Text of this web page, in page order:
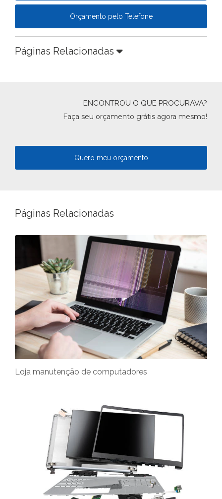
Orçamento pelo Telefone
Páginas Relacionadas
ENCONTROU O QUE PROCURAVA?
Faça seu orçamento grátis agora mesmo!
Quero meu orçamento
Páginas Relacionadas
Loja manutenção de computadores